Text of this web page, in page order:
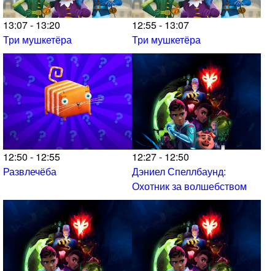
13:07 - 13:20
Три мушкетёра
12:55 - 13:07
Три мушкетёра
12:50 - 12:55
Развлечёба
12:27 - 12:50
Дэниел Спеллбаунд:
Охотник за волшебством